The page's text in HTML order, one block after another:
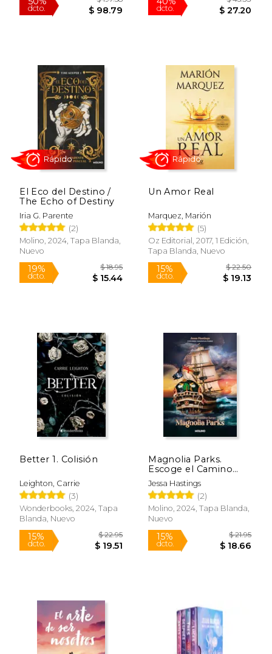
35% 15%
dcto.
50%
dcto. $ 98.79
40%
dcto.
El Eco del Destino /
The Echo of Destiny
Iria G. Parente
(2)
Molino, 2024, Tapa Blanda,
Nuevo
Un Amor Real
Marquez, Marión
(5)
Oz Editorial, 2017, 1 Edición,
Tapa Blanda, Nuevo
Better 1. Colisión
Leighton, Carrie
(3)
Wonderbooks, 2024, Tapa
Blanda, Nuevo
Magnolia Parks.
Escoge el Camino
Largo (Universo
Magnolia Parks 3) de
Jessa
Hastings(Molino)
Jessa Hastings
(2)
Molino, 2024, Tapa Blanda,
Nuevo